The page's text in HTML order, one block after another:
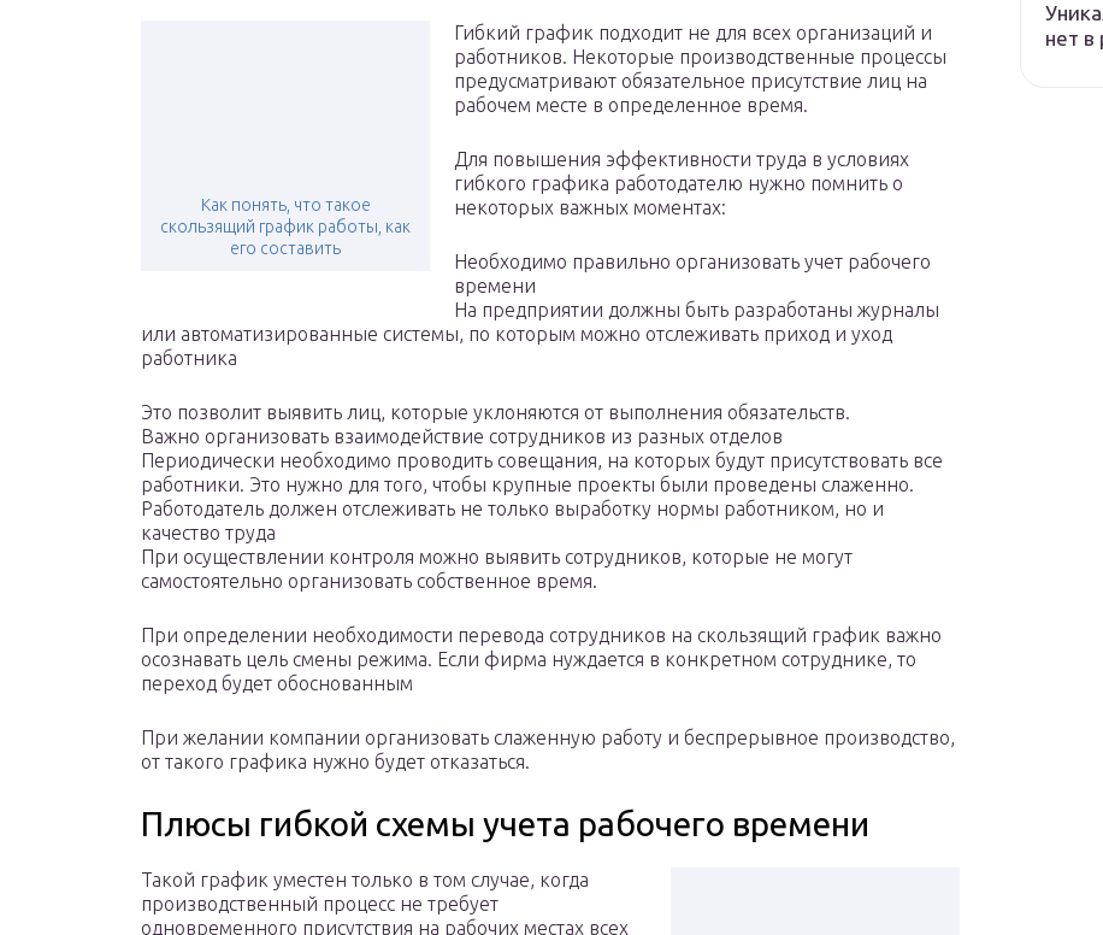
Как понять, что такое
скользящий график работы, как
его составить
Гибкий график подходит не для всех организаций и
работников. Некоторые производственные процессы
предусматривают обязательное присутствие лиц на
рабочем месте в определенное время.
Для повышения эффективности труда в условиях
гибкого графика работодателю нужно помнить о
некоторых важных моментах:
Необходимо правильно организовать учет рабочего
времени
На предприятии должны быть разработаны журналы
или автоматизированные системы, по которым можно отслеживать приход и уход
работника
Это позволит выявить лиц, которые уклоняются от выполнения обязательств.
Важно организовать взаимодействие сотрудников из разных отделов
Периодически необходимо проводить совещания, на которых будут присутствовать все
работники. Это нужно для того, чтобы крупные проекты были проведены слаженно.
Работодатель должен отслеживать не только выработку нормы работником, но и
качество труда
При осуществлении контроля можно выявить сотрудников, которые не могут
самостоятельно организовать собственное время.
При определении необходимости перевода сотрудников на скользящий график важно
осознавать цель смены режима. Если фирма нуждается в конкретном сотруднике, то
переход будет обоснованным
При желании компании организовать слаженную работу и беспрерывное производство,
от такого графика нужно будет отказаться.
Плюсы гибкой схемы учета рабочего времени
Такой график уместен только в том случае, когда
производственный процесс не требует
одновременного присутствия на рабочих местах всех
нет в